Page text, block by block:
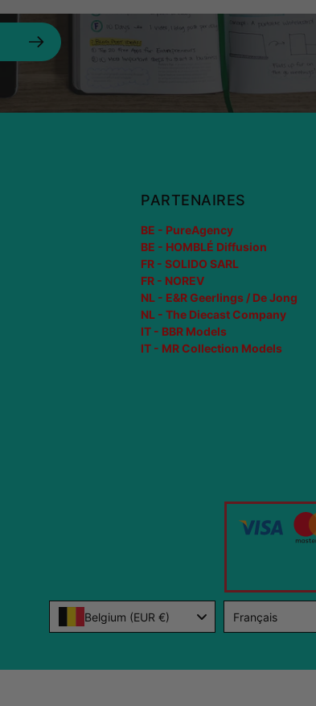
PARTENAIRES
BE - PureAgency
BE - HOMBLÉ Diffusion
FR - SOLIDO SARL
FR - NOREV
NL - E&R Geerlings / De Jong
NL - The Diecast Company
IT - BBR Models
IT - MR Collection Models
Belgium (EUR €) Français